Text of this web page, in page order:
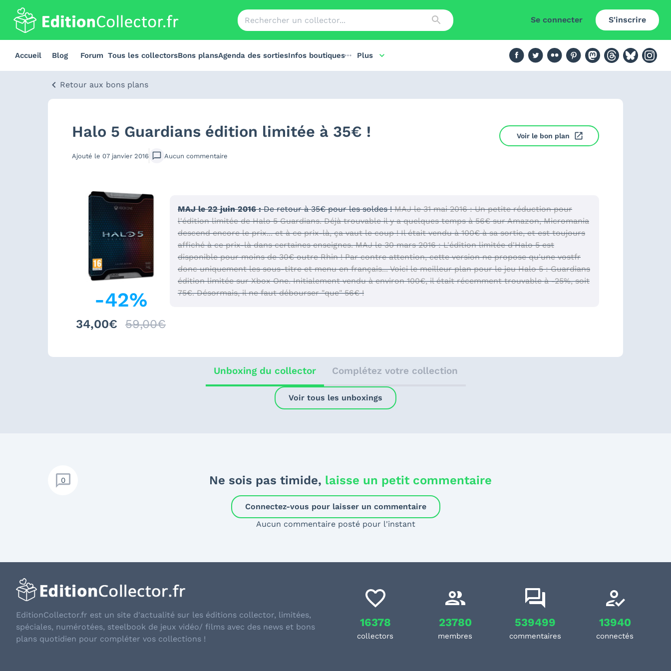
Se connecter S'inscrire
Accueil Blog Forum Tous les collectorsBons plansAgenda des sortiesInfos boutiques Plus
Retour aux bons plans
Halo 5 Guardians édition limitée à 35€ ! Voir le bon plan
Ajouté le 07 janvier 2016 Aucun commentaire
-42%
34,00€ 59,00€
MAJ le 22 juin 2016 :De retour à 35€ pour les soldes !MAJ le 31 mai 2016 : Un petite réduction pour
l'édition limitée de Halo 5 Guardians. Déjà trouvable il y a quelques temps à 56€ sur Amazon, Micromania
descend encore le prix... et à ce prix-là, ça vaut le coup ! Il était vendu à 100€ à sa sortie, et est toujours
affiché à ce prix-là dans certaines enseignes. MAJ le 30 mars 2016 : L'édition limitée d'Halo 5 est
disponible pour moins de 30€ outre Rhin ! Par contre attention, cette version ne propose qu'une vostfr
donc uniquement les sous-titre et menu en français... Voici le meilleur plan pour le jeu Halo 5 : Guardians
édition limitée sur Xbox One. Initialement vendu à environ 100€, il était récemment trouvable à -25%, soit
75€. Désormais, il ne faut débourser "que" 56€ !
Unboxing du collector Complétez votre collection
Voir tous les unboxings
0 Ne sois pas timide, laisse un petit commentaire
Connectez-vous pour laisser un commentaire
Aucun commentaire posté pour l'instant
EditionCollector.fr est un site d'actualité sur les éditions collector, limitées,
spéciales, numérotées, steelbook de jeux vidéo/ films avec des news et bons
plans quotidien pour compléter vos collections !
16378
collectors
23780
membres
539499
commentaires
13940
connectés